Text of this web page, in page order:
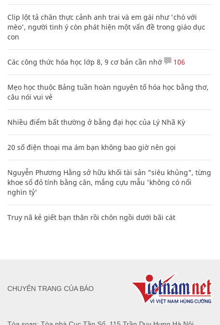
Clip lột tả chân thực cảnh anh trai và em gái như 'chó với
mèo', người tinh ý còn phát hiện một vấn đề trong giáo dục
con
Các công thức hóa học lớp 8, 9 cơ bản cần nhớ 106
Mẹo học thuộc Bảng tuần hoàn nguyên tố hóa học bằng thơ,
câu nói vui vẻ
Nhiều điểm bất thường ở bằng đại học của Lý Nhã Kỳ
20 số điện thoại ma ám bạn không bao giờ nên gọi
Nguyễn Phương Hằng sở hữu khối tài sản "siêu khủng", từng
khoe sổ đỏ tính bằng cân, mắng cựu mẫu 'không có nổi
nghìn tỷ'
Truy nã kẻ giết bạn thân rồi chôn ngồi dưới bãi cát
CHUYÊN TRANG CỦA BÁO